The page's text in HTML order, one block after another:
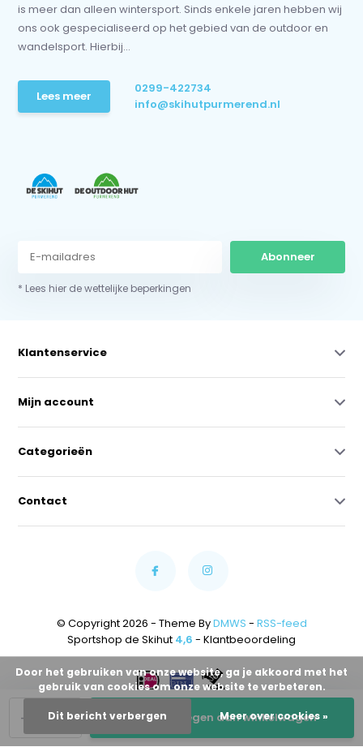
+
- Toevoegen aan winkelwagen
is meer dan alleen wintersport. Sinds enkele jaren hebben wij
ons ook gespecialiseerd op het gebied van de outdoor en
wandelsport. Hierbij...
Lees meer
0299-422734
info@skihutpurmerend.nl
Abonneer
* Lees hier de wettelijke beperkingen
Klantenservice
Mijn account
Categorieën
Contact
© Copyright 2026 - Theme ByDMWS - RSS-feed
Sportshop de Skihut 4,6 - Klantbeoordeling
Door het gebruiken van onze website, ga je akkoord met het
gebruik van cookies om onze website te verbeteren.
Dit bericht verbergen Meer over cookies »